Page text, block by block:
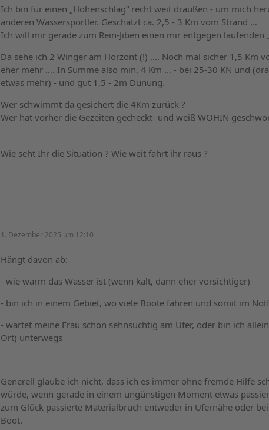
Ich bin für einen „Höhenschlag“ recht weit draußen - um mich
anderen Wassersportler. Geschätzt ca. 2,5 - 3 Km vom Strand …
Ich will mir gerade zum Rein-Jiben einen mir entgegen laufenden
Da sehe ich 2 Winger am Horzont (!) …. Noch mal sicher 1,5 Km
eher mehr …. In Summe also min. 4 Km … - bei 25-30 KN und
etwas mehr) - und gut 1,5 - 2m Dünung.
Wer schwimmt da gesichert die 4Km zurück ?
Wer hat vorher die Gezeiten gecheckt- und weiß WOHIN
Wie seht Ihr die Situation ? Wie weit fahrt ihr raus ?
1. Dezember 2025 um 12:10
Hängt davon ab:
- wie warm das Wasser ist (wenn kalt, dann eher vorsichtiger)
- bin ich in einem Gebiet, wo viele Boote fahren und somit im
- wartet meine Frau schon sehnsüchtig am Ufer, oder bin ich
Ort) unterwegs
Generell glaube ich nicht, dass ich es immer ohne fremde Hilfe
würde, wenn gerade in einem ungünstigen Moment etwas
zum Glück passierte Materialbruch entweder in Ufernähe oder
Boot.